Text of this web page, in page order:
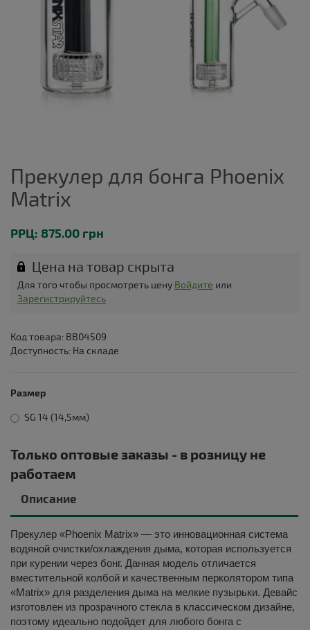
Прекулер для бонга Phoenix
Matrix
РРЦ: 875.00 грн
Цена на товар скрыта
Для того чтобы просмотреть цену Войдите или
Зарегистрируйтесь
Код товара: BB04509
Доступность: На складе
Размер
SG 14 (14,5мм)
Только оптовые заказы - в розницу не
работаем
Описание
Прекулер «Phoenix Matrix» — это инновационная система
водяной очистки/охлаждения дыма, которая используется
при курении через бонг. Данная модель отличается
вместительной колбой и качественным перколятором типа
«Matrix» для разделения дыма на мелкие пузырьки. Девайс
изготовлен из прозрачного стекла в классическом дизайне,
поэтому идеально подойдет для любого бонга с